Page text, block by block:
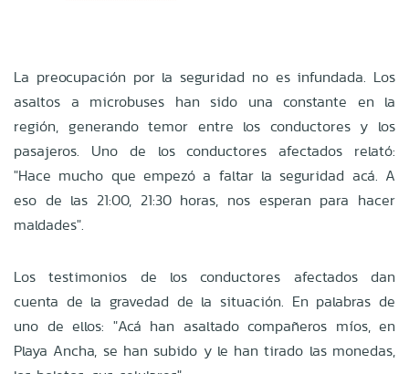
La preocupación por la seguridad no es infundada. Los
asaltos a microbuses han sido una constante en la
región, generando temor entre los conductores y los
pasajeros. Uno de los conductores afectados relató:
"Hace mucho que empezó a faltar la seguridad acá. A
eso de las 21:00, 21:30 horas, nos esperan para hacer
maldades".
Los testimonios de los conductores afectados dan
cuenta de la gravedad de la situación. En palabras de
uno de ellos: "Acá han asaltado compañeros míos, en
Playa Ancha, se han subido y le han tirado las monedas,